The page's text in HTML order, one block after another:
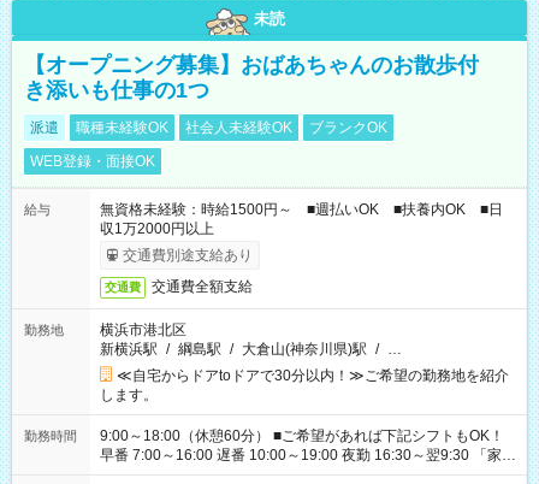
未読
【オープニング募集】おばあちゃんのお散歩付
き添いも仕事の1つ
派遣 職種未経験OK 社会人未経験OK
ブランクOK
WEB登録・面接OK
給与
無資格未経験：時給1500円～ ■週払いOK ■扶養内OK ■日
収1万2000円以上
交通費別途支給あり
交通費 交通費全額支給
勤務地
横浜市港北区
新横浜駅 / 綱島駅 / 大倉山(神奈川県)駅 / …
≪自宅からドアtoドアで30分以内！≫ご希望の勤務地を紹介
します。
勤務時間
9:00～18:00（休憩60分） ■ご希望があれば下記シフトもOK！
早番 7:00～16:00 遅番 10:00～19:00 夜勤 16:30～翌9:30 「家族
と休みを合わせたい」 「余裕を持って夕飯の準備がしたい」